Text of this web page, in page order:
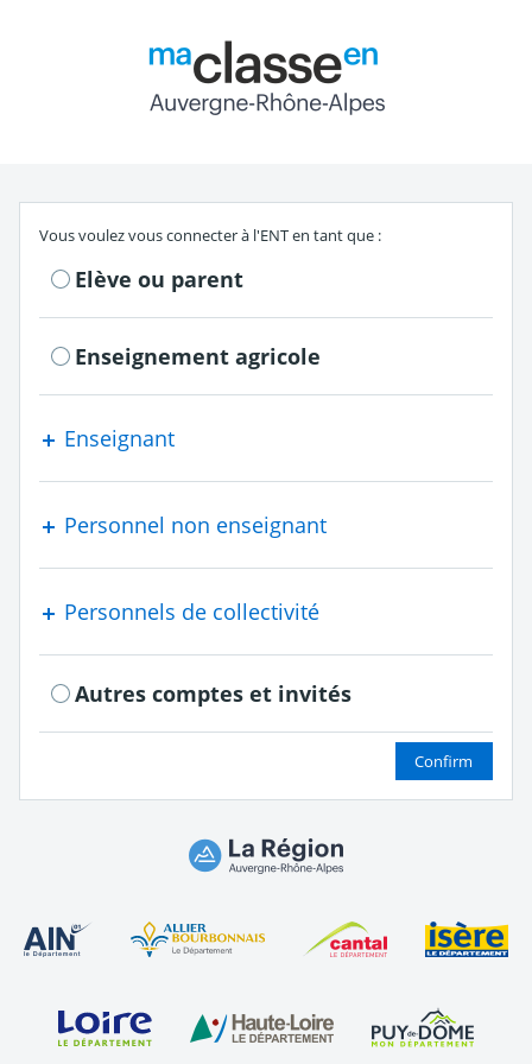
S'authentifier en tant que
Vous voulez vous connecter à l'ENT en tant que :
Elève ou parent
Enseignement agricole
Enseignant
Personnel non enseignant
Personnels de collectivité
Autres comptes et invités